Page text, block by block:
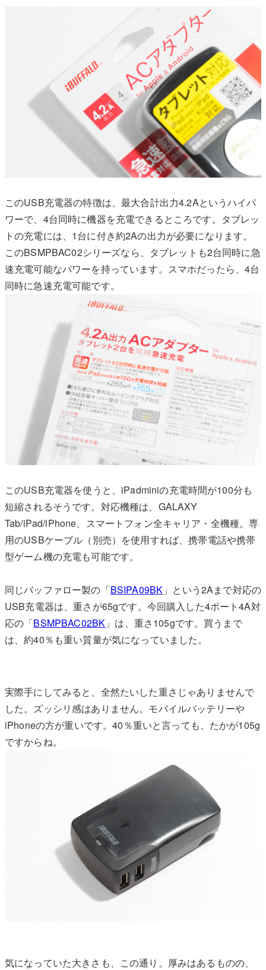
このUSB充電器の特徴は、最大合計出力4.2Aというハイパ
ワーで、4台同時に機器を充電できるところです。タブレッ
トの充電には、1台に付き約2Aの出力が必要になります。
このBSMPBAC02シリーズなら、タブレットも2台同時に急
速充電可能なパワーを持っています。スマホだったら、4台
同時に急速充電可能です。
このUSB充電器を使うと、iPadminiの充電時間が100分も
短縮されるそうです。対応機種は、GALAXY
Tab/iPad/iPhone、スマートフォン全キャリア・全機種。専
用のUSBケーブル（別売）を使用すれば、携帯電話や携帯
型ゲーム機の充電も可能です。
同じバッファロー製の「BSIPA09BK 」 という2Aまで対応の
USB充電器は、重さが65gです。今回購入した4ポート4A対
応の「BSMPBAC02BK 」は、重さ105gです。買うまで
は、約40％も重い質量が気になっていました。
実際手にしてみると、全然たいした重さじゃありませんで
した。ズッシリ感はありません。モバイルバッテリーや
iPhoneの方が重いです。40％重いと言っても、たかが105g
ですからね。
気になっていた大きさも、この通り。厚みはあるものの、